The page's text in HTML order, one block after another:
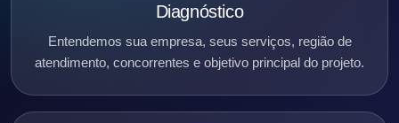
Diagnóstico
Entendemos sua empresa, seus serviços, região de
atendimento, concorrentes e objetivo principal do projeto.